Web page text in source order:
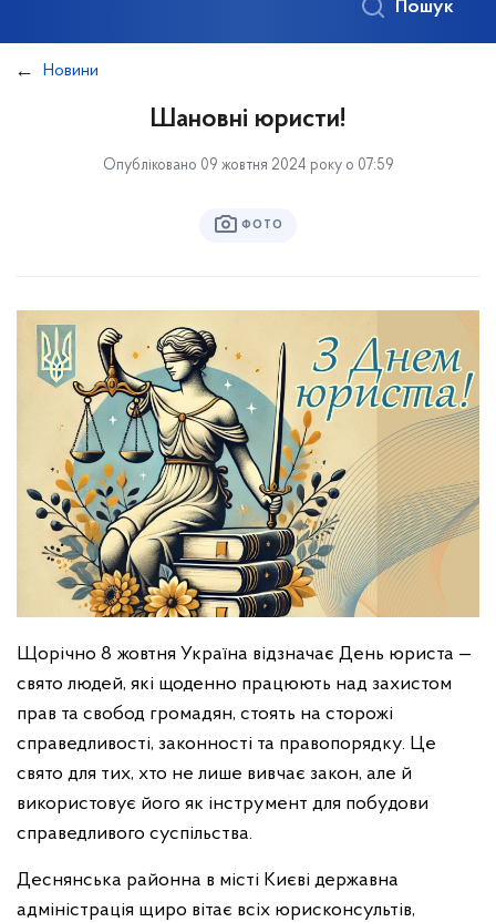
Пошук
Новини
Шановні юристи!
Опубліковано 09 жовтня 2024 року о 07:59
ФОТО
Щорічно 8 жовтня Україна відзначає День юриста —
свято людей, які щоденно працюють над захистом
прав та свобод громадян, стоять на сторожі
справедливості, законності та правопорядку. Це
свято для тих, хто не лише вивчає закон, але й
використовує його як інструмент для побудови
справедливого суспільства.
Деснянська районна в місті Києві державна
адміністрація щиро вітає всіх юрисконсультів,